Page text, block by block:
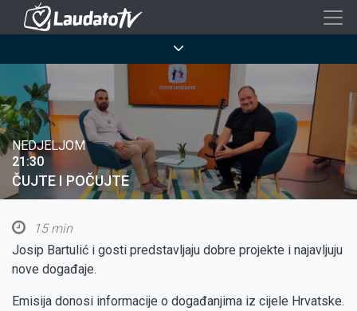
Skoči
sadržaj
NEDJELJOM
21:30
ČUJTE I POČUJTE
15 min
Josip Bartulić i gosti predstavljaju dobre projekte i najavljuju
nove događaje.
Emisija donosi informacije o događanjima iz cijele Hrvatske.